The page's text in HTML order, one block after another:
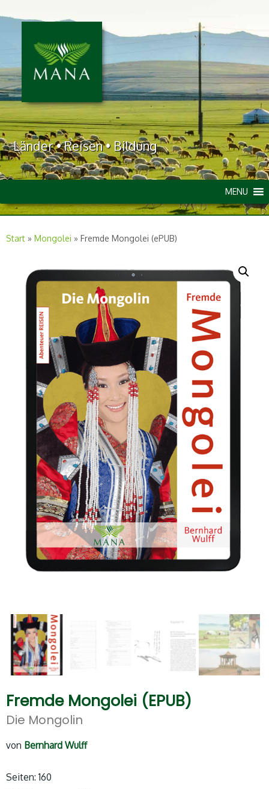
Länder • Reisen • Bildung
MENU
Start » Mongolei » Fremde Mongolei (ePUB)
Fremde Mongolei (EPUB)
Die Mongolin
von Bernhard Wulff
Seiten: 160